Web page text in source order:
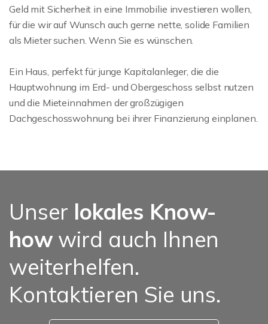
Geld mit Sicherheit in eine Immobilie investieren wollen,
für die wir auf Wunsch auch gerne nette, solide Familien
als Mieter suchen. Wenn Sie es wünschen.
Ein Haus, perfekt für junge Kapitalanleger, die die
Hauptwohnung im Erd- und Obergeschoss selbst nutzen
und die Mieteinnahmen der großzügigen
Dachgeschosswohnung bei ihrer Finanzierung einplanen.
Unser lokales Know-
howwird auch Ihnen
weiterhelfen.
Kontaktieren Sie uns.